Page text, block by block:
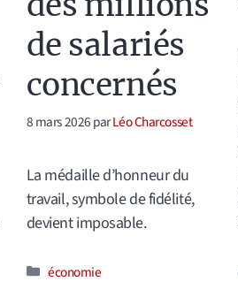
de salariés
concernés
8 mars 2026parLéo Charcosset
La médaille d’honneur du
travail, symbole de fidélité,
devient imposable.
Catégories
économie